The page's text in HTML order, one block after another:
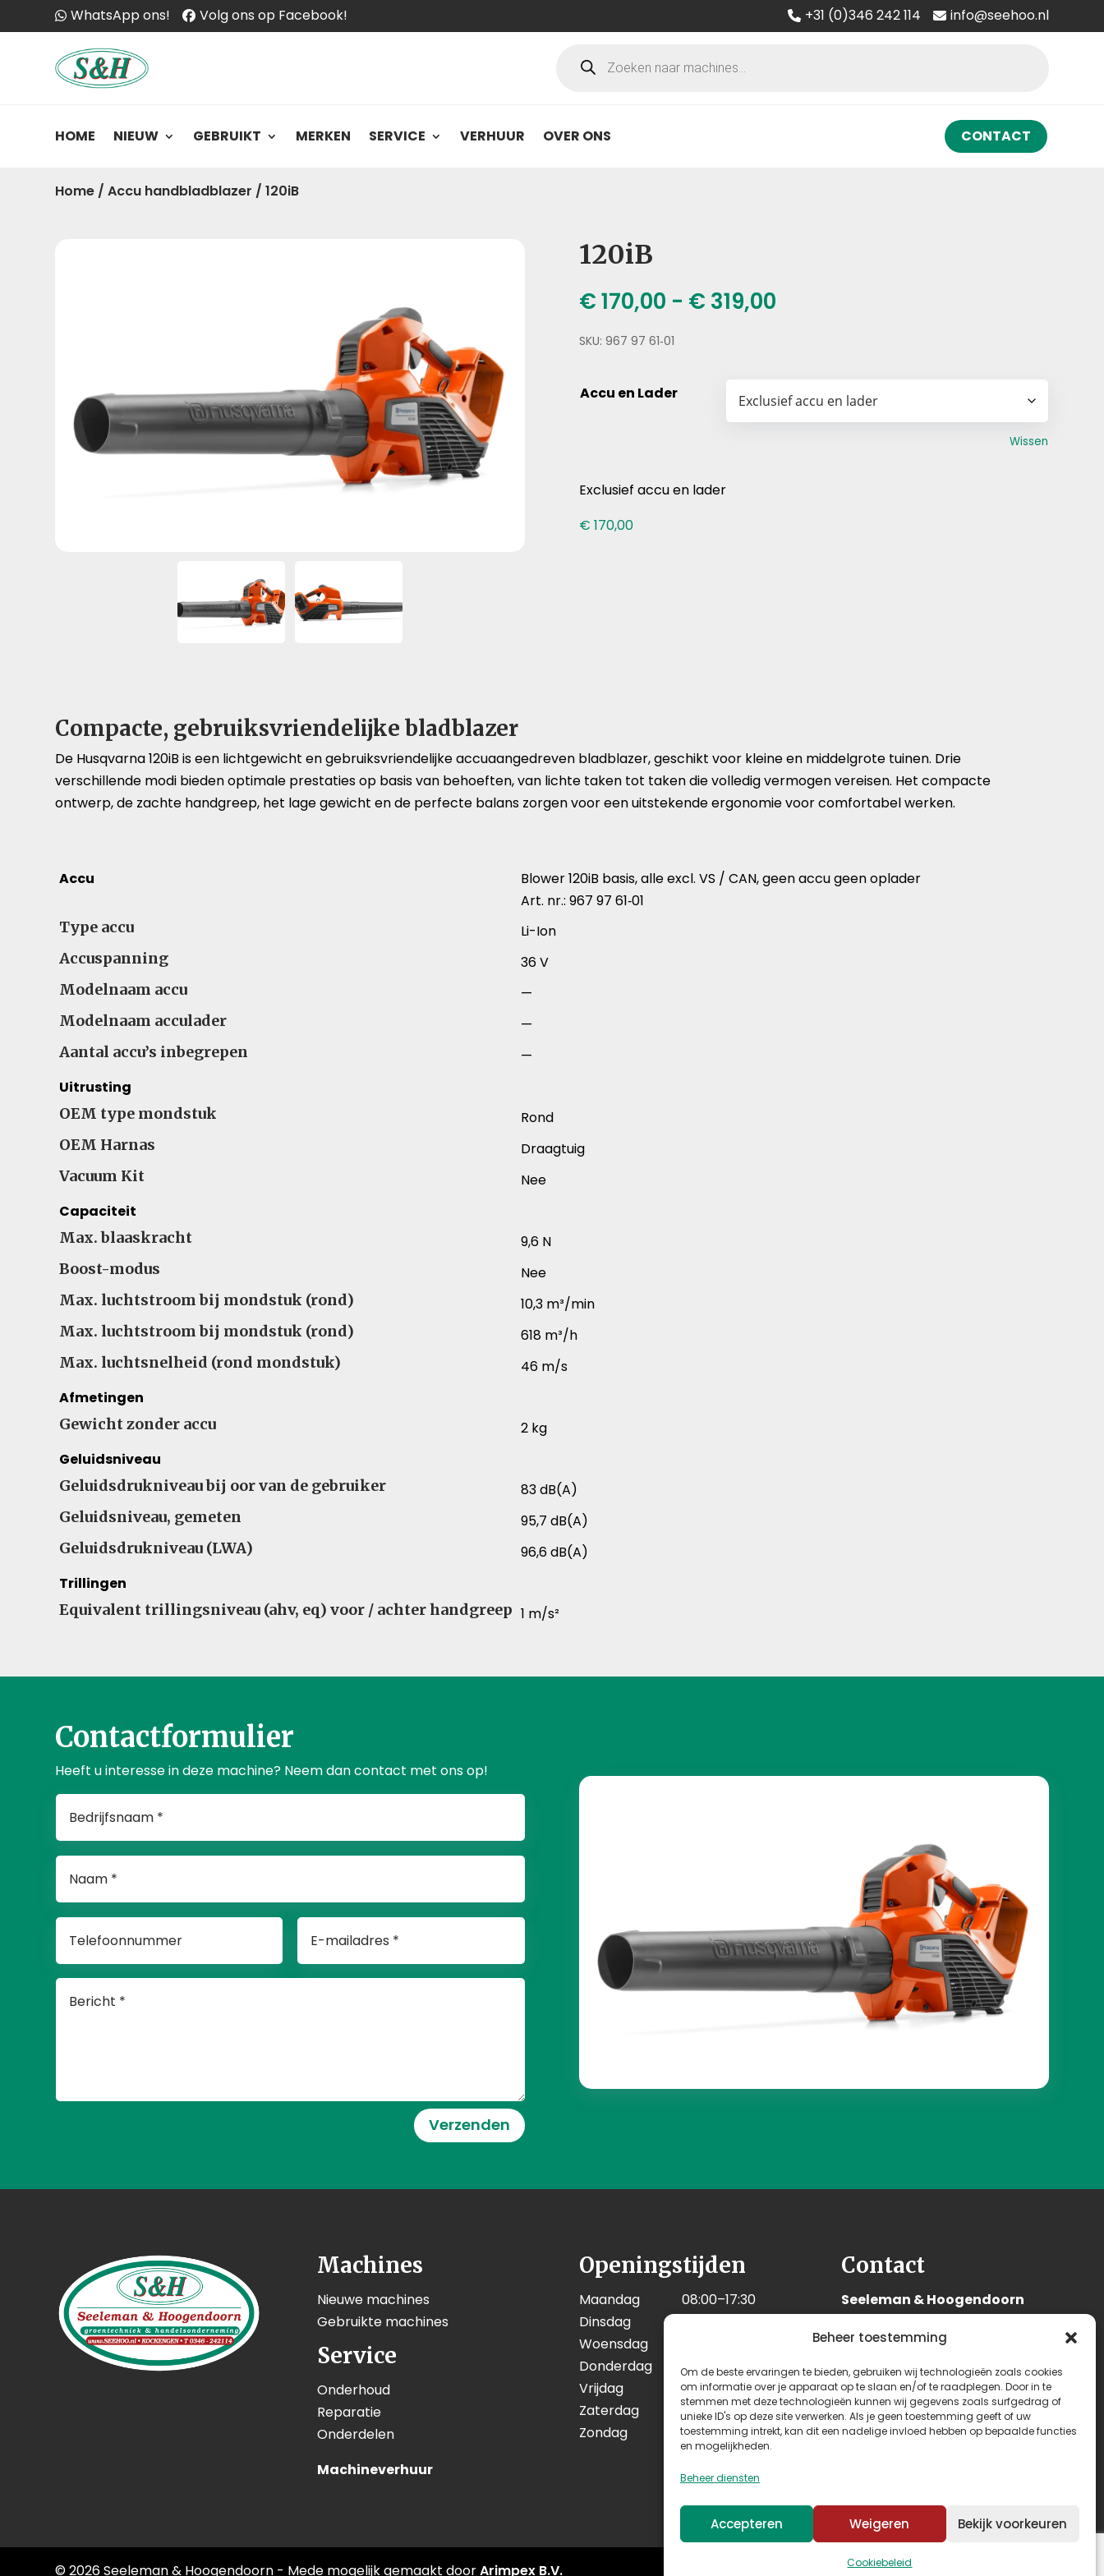
Beheer toestemming
Om de beste ervaringen te bieden, gebruiken wij technologieën zoals cookies
om informatie over je apparaat op te slaan en/of te raadplegen. Door in te
stemmen met deze technologieën kunnen wij gegevens zoals surfgedrag of
unieke ID's op deze site verwerken. Als je geen toestemming geeft of uw
toestemming intrekt, kan dit een nadelige invloed hebben op bepaalde functies
en mogelijkheden.
Beheer diensten
Accepteren Weigeren Bekijk voorkeuren
Cookiebeleid
WhatsApp ons! Volg ons op Facebook! +31 (0)346 242 114
info@seehoo.nl
zoeken
HOME NIEUW GEBRUIKT MERKEN SERVICE VERHUUR OVER ONS CONTACT
Home /Accu handbladblazer /120iB
120iB
€170,00 - € 319,00
SKU:967 97 61‑01
Accu en Lader
Wissen
Exclusief accu en lader
€ 170,00
Compacte, gebruiksvriendelijke bladblazer
De Husqvarna 120iB is een lichtgewicht en gebruiksvriendelijke accuaangedreven bladblazer, geschikt voor kleine en middelgrote tuinen. Drie
verschillende modi bieden optimale prestaties op basis van behoeften, van lichte taken tot taken die volledig vermogen vereisen. Het compacte
ontwerp, de zachte handgreep, het lage gewicht en de perfecte balans zorgen voor een uitstekende ergonomie voor comfortabel werken.
Accu
Blower 120iB basis, alle excl. VS / CAN, geen accu geen oplader
Art. nr.: 967 97 61‑01
Type accu
Li-Ion
Accuspanning
36 V
Modelnaam accu
—
Modelnaam acculader
—
Aantal accu’s inbegrepen
—
Uitrusting
OEM type mondstuk
Rond
OEM Harnas
Draagtuig
Vacuum Kit
Nee
Capaciteit
Max. blaaskracht
9,6 N
Boost-modus
Nee
Max. luchtstroom bij mondstuk (rond)
10,3 m³/min
Max. luchtstroom bij mondstuk (rond)
618 m³/h
Max. luchtsnelheid (rond mondstuk)
46 m/s
Afmetingen
Gewicht zonder accu
2 kg
Geluidsniveau
Geluidsdrukniveau bij oor van de gebruiker
83 dB(A)
Geluidsniveau, gemeten
95,7 dB(A)
Geluidsdrukniveau (LWA)
96,6 dB(A)
Trillingen
Equivalent trillingsniveau (ahv, eq) voor / achter handgreep 1 m/s²
Contactformulier
Heeft u interesse in deze machine? Neem dan contact met ons op!
Verzenden
Machines
Nieuwe machines
Gebruikte machines
Service
Onderhoud
Reparatie
Onderdelen
Machineverhuur
Openingstijden
Maandag
08:00–17:30
Dinsdag
Woensdag
Donderdag
08:00–17:30
Vrijdag
08:00–17:30
Zaterdag
08:00–12:00
Zondag
Gesloten
Contact
Seeleman & Hoogendoorn
3628 GD Kockengen
Nederland
+31 (0)346 242 114
info@seehoo.nl
© 2026 Seeleman & Hoogendoorn - Mede mogelijk gemaakt doorArimpex B.V. Algemene voorwaarden